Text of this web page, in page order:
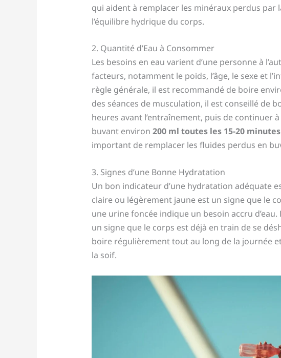
qui aident à remplacer les minéraux perdus
l’équilibre hydrique du corps.
2. Quantité d’Eau à Consommer
Les besoins en eau varient d’une personne à
facteurs, notamment le poids, l’âge, le sexe et
règle générale, il est recommandé de boire
des séances de musculation, il est conseillé de
heures avant l’entraînement, puis de continuer à
buvant environ 200 ml toutes les 15-20 minutes
important de remplacer les fluides perdus en
3. Signes d’une Bonne Hydratation
Un bon indicateur d’une hydratation adéquate
claire ou légèrement jaune est un signe que le
une urine foncée indique un besoin accru
un signe que le corps est déjà en train de se
boire régulièrement tout au long de la journée
la soif.